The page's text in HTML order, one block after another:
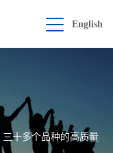
English
十多个品种的高质量